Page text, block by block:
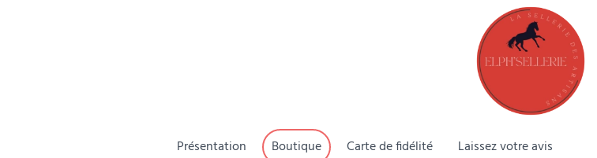
Présentation Boutique Carte de fidélité
Laissez votre avis